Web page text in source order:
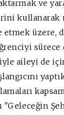
ve
kullanarak
etmek üzere,
sürece
aileyi de
"Geleceğin